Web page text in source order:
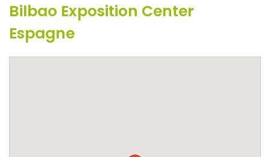
Bilbao Exposition Center
Espagne